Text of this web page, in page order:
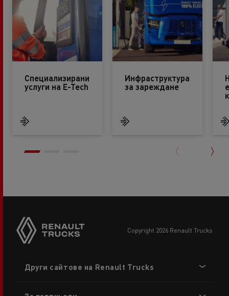
Специализирани
услуги на E-Tech
Инфраструктура
за зареждане
copyright 2026 Renault Trucks
menu
Други сайтове на Renault Trucks